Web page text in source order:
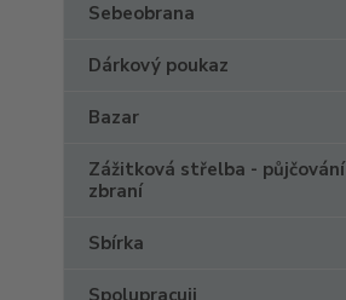
Sebeobrana
Dárkový poukaz
Bazar
Zážitková střelba - půjčování
zbraní
Sbírka
Spolupracuji